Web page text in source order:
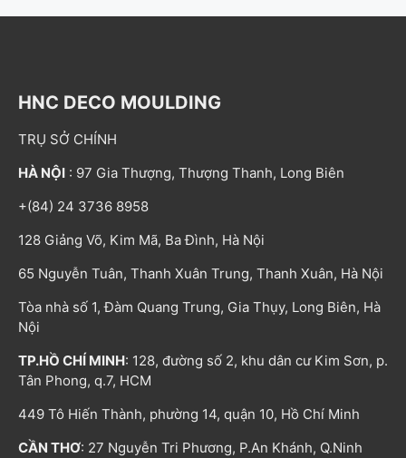
HNC DECO MOULDING
TRỤ SỞ CHÍNH
HÀ NỘI : 97 Gia Thượng, Thượng Thanh, Long Biên
+(84) 24 3736 8958
128 Giảng Võ, Kim Mã, Ba Đình, Hà Nội
65 Nguyễn Tuân, Thanh Xuân Trung, Thanh Xuân, Hà Nội
Tòa nhà số 1, Đàm Quang Trung, Gia Thụy, Long Biên, Hà
Nội
TP.HỒ CHÍ MINH: 128, đường số 2, khu dân cư Kim Sơn, p.
Tân Phong, q.7, HCM
449 Tô Hiến Thành, phường 14, quận 10, Hồ Chí Minh
CẦN THƠ: 27 Nguyễn Tri Phương, P.An Khánh, Q.Ninh